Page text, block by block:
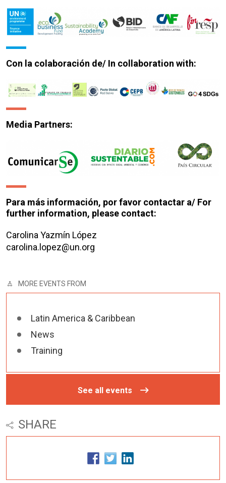
Con la colaboración de/ In collaboration with:
Media Partners:
Para más información, por favor contactar a/ For
further information, please contact:
Carolina Yazmín López
carolina.lopez@un.org
MORE EVENTS FROM
Latin America & Caribbean
News
Training
See all events
SHARE